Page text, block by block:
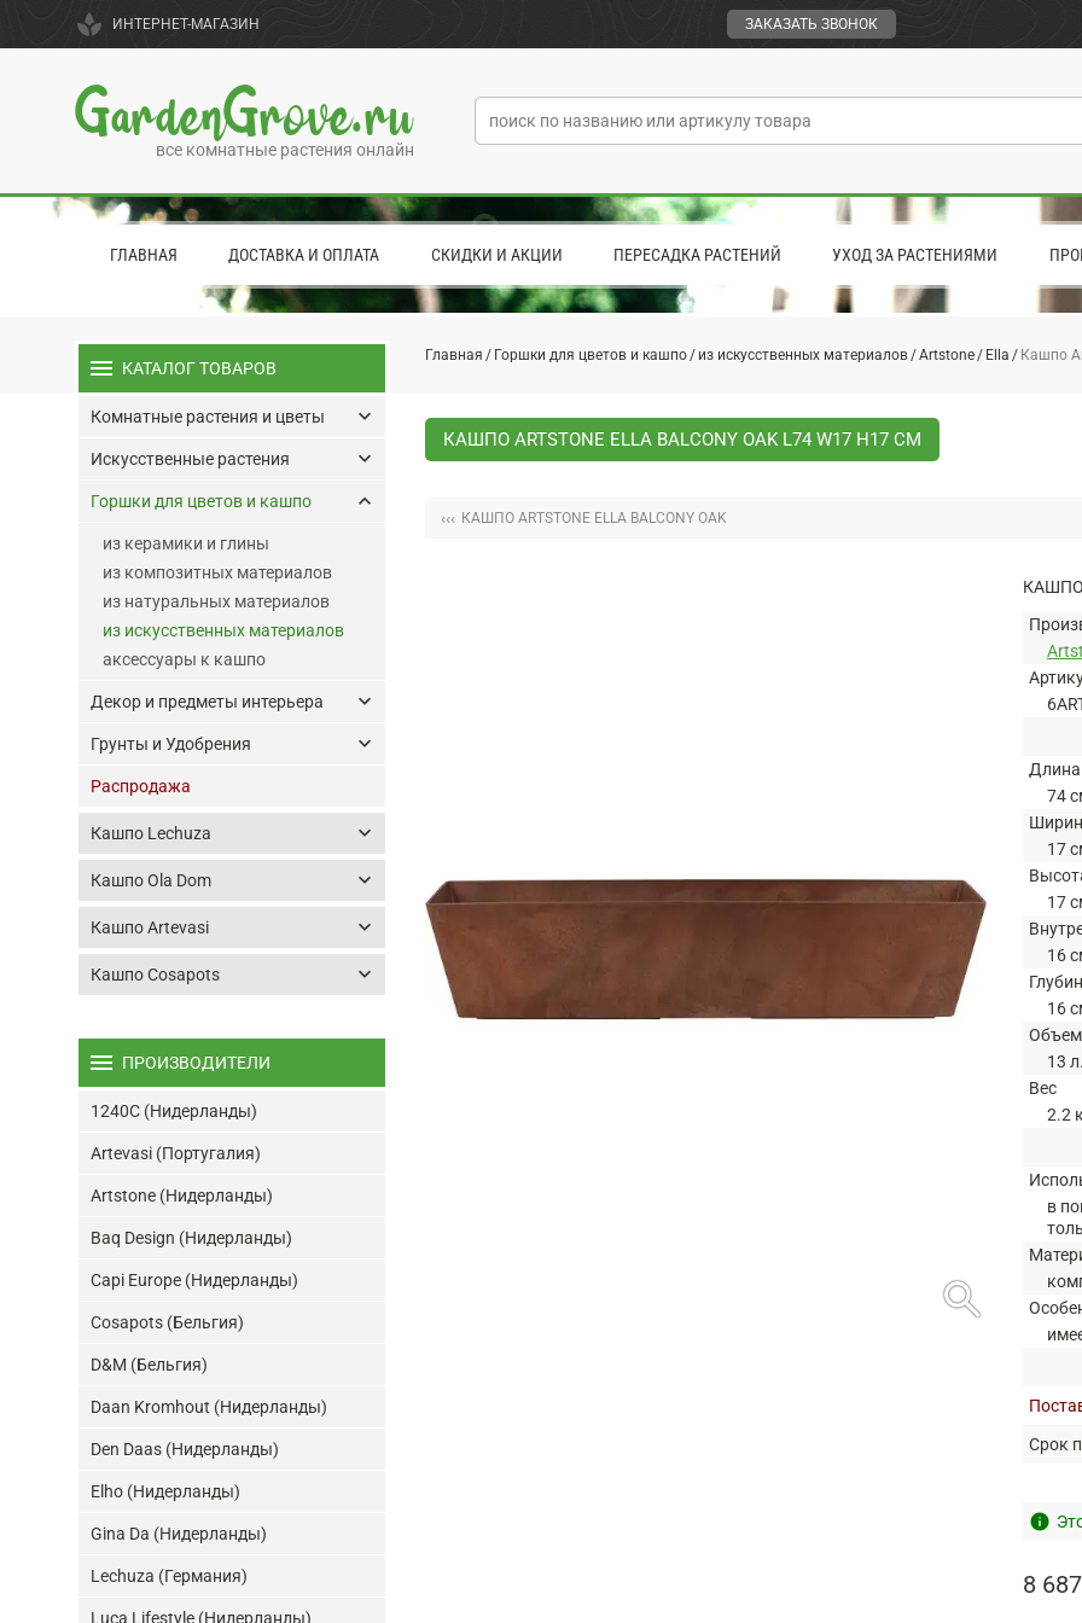
spa ИНТЕРНЕТ-МАГАЗИН ЗАКАЗАТЬ ЗВОНОК
GardenGrove.ru
все комнатные растения онлайн
ГЛАВНАЯ ДОСТАВКА И ОПЛАТА СКИДКИ И АКЦИИ ПЕРЕСАДКА РАСТЕНИЙ УХОД ЗА РАСТЕНИЯМИ
Главная Горшки для цветов и кашпо из искусственных материалов Artstone Ella Кашпо
КАШПО ARTSTONE ELLA BALCONY OAK L74 W17 H17 СМ
‹‹‹ КАШПО ARTSTONE ELLA BALCONY OAK
search
КАШПО
Длина
74
17
17
16
16
Объем
13 л.
Вес
2.2
в
Срок
info
8
menu КАТАЛОГ ТОВАРОВ
Комнатные растения и цветы keyboard_arrow_down
Искусственные растения keyboard_arrow_down
Горшки для цветов и кашпо keyboard_arrow_up
из керамики и глины
из композитных материалов
из натуральных материалов
из искусственных материалов
аксессуары к кашпо
Декор и предметы интерьера keyboard_arrow_down
Грунты и Удобрения keyboard_arrow_down
Распродажа
Кашпо Lechuza keyboard_arrow_down
Кашпо Ola Dom keyboard_arrow_down
Кашпо Artevasi keyboard_arrow_down
Кашпо Cosapots keyboard_arrow_down
menu ПРОИЗВОДИТЕЛИ
1240C (Нидерланды)
Artevasi (Португалия)
Artstone (Нидерланды)
Baq Design (Нидерланды)
Capi Europe (Нидерланды)
Cosapots (Бельгия)
D&M (Бельгия)
Daan Kromhout (Нидерланды)
Den Daas (Нидерланды)
Elho (Нидерланды)
Gina Da (Нидерланды)
Lechuza (Германия)
Luca Lifestyle (Нидерланды)